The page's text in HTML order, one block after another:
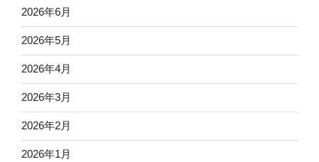
2026年6月
2026年5月
2026年4月
2026年3月
2026年2月
2026年1月